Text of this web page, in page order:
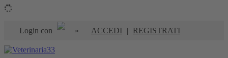
Login con » ACCEDI | REGISTRATI